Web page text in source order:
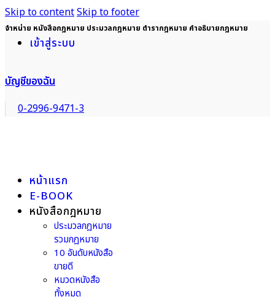
Skip to contentSkip to footer
จำหน่าย หนังสือกฎหมาย ประมวลกฎหมาย ตำรากฎหมาย คำอธิบายกฎหมาย
เข้าสู่ระบบ
บัญชีของฉัน
0-2996-9471-3
หน้าแรก
E-BOOK
หนังสือกฎหมาย
ประมวลกฎหมาย
รวมกฎหมาย
10 อันดับหนังสือ
ขายดี
หมวดหนังสือ
ทั้งหมด